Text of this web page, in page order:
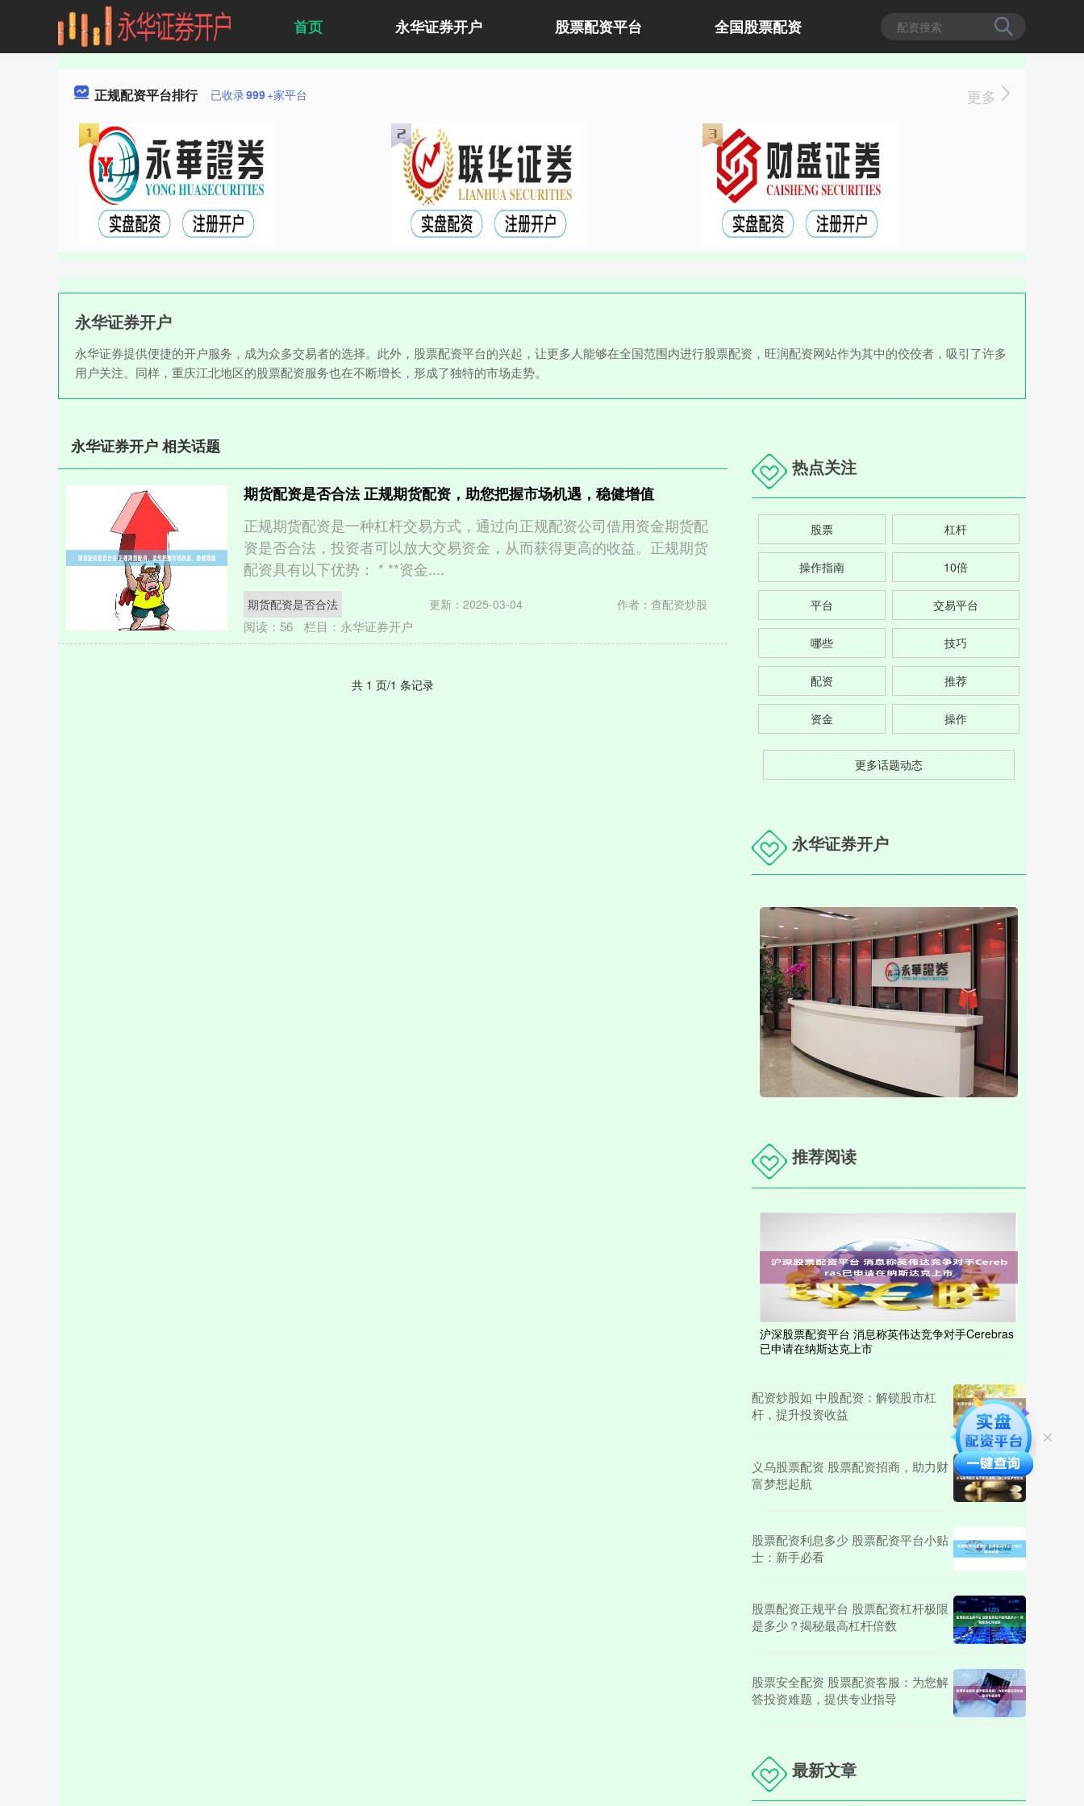
首页 永华证券开户 股票配资平台 全国股票配资
正规配资平台排行 已收录999+家平台 更多
永华证券开户
永华证券提供便捷的开户服务，成为众多交易者的选择。此外，股票配资平台的兴起，让更多人能够在全国范围内进行股票配资，旺润配资网站作为其中的佼佼者，吸引了许多
用户关注。同样，重庆江北地区的股票配资服务也在不断增长，形成了独特的市场走势。
永华证券开户 相关话题
期货配资是否合法 正规期货配资，助您把握市场机遇，稳健增值
正规期货配资是一种杠杆交易方式，通过向正规配资公司借用资金期货配
资是否合法，投资者可以放大交易资金，从而获得更高的收益。正规期货
配资具有以下优势： * **资金....
期货配资是否合法 更新：2025-03-04 作者：查配资炒股
阅读： 56 栏目： 永华证券开户
共 1 页/1 条记录
热点关注
股票 杠杆
操作指南 10倍
平台 交易平台
哪些 技巧
配资 推荐
资金 操作
更多话题动态
永华证券开户
推荐阅读
沪深股票配资平台 消息称英伟达竞争对手Cerebras
已申请在纳斯达克上市
配资炒股如 中股配资：解锁股市杠
杆，提升投资收益
义乌股票配资 股票配资招商，助力财
富梦想起航
股票配资利息多少 股票配资平台小贴
士：新手必看
股票配资正规平台 股票配资杠杆极限
是多少？揭秘最高杠杆倍数
股票安全配资 股票配资客服：为您解
答投资难题，提供专业指导
最新文章